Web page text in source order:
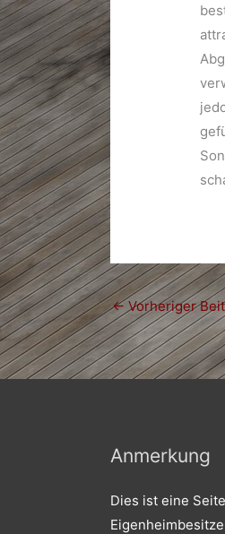
←Vorheriger
Anmerkung
Dies ist eine